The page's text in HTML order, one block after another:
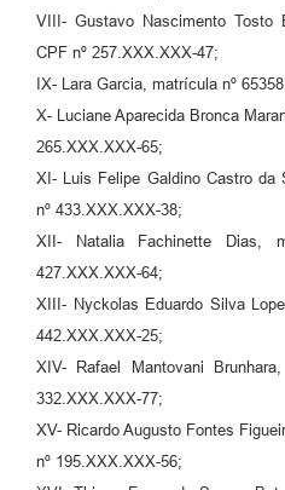
VIII- Gustavo Nascimento Tosto
CPF nº 257.XXX.XXX-47;
IX- Lara Garcia, matrícula nº
X- Luciane Aparecida Bronca
265.XXX.XXX-65;
XI- Luis Felipe Galdino Castro da
nº 433.XXX.XXX-38;
XII- Natalia Fachinette Dias,
427.XXX.XXX-64;
XIII- Nyckolas Eduardo Silva
442.XXX.XXX-25;
XIV- Rafael Mantovani
332.XXX.XXX-77;
XV- Ricardo Augusto Fontes
nº 195.XXX.XXX-56;